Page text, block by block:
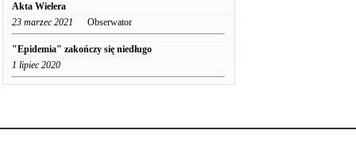
Akta Wielera
23 marzec 2021 Obserwator
"Epidemia" zakończy się niedługo
1 lipiec 2020